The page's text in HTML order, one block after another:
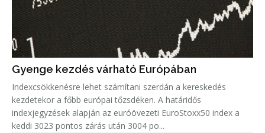
Gyenge kezdés várható Európában
Indexcsökkenésre lehet számítani szerdán a kereskedés
kezdetekor a főbb európai tőzsdéken. A határidős
indexjegyzések alapján az euróövezeti EuroStoxx50 index a
keddi 3023 pontos zárás után 3004 po...